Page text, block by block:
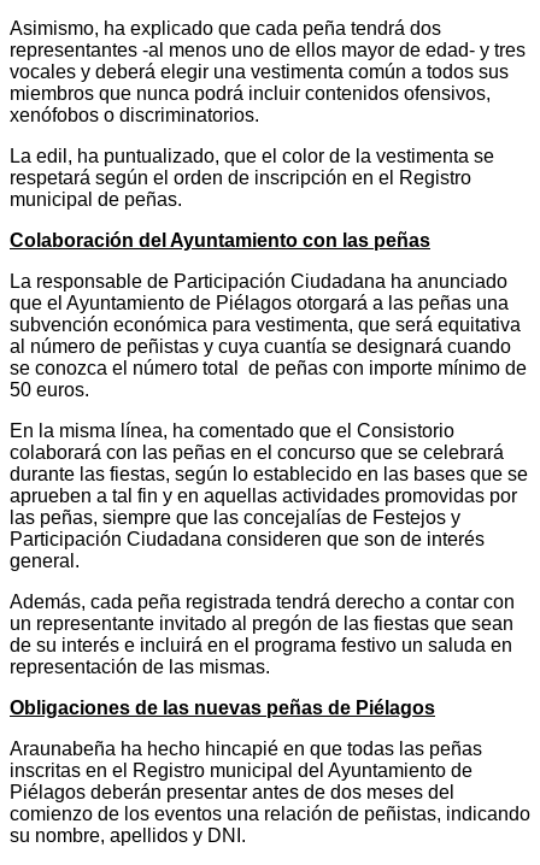
Asimismo, ha explicado que cada peña tendrá dos
representantes -al menos uno de ellos mayor de edad- y tres
vocales y deberá elegir una vestimenta común a todos sus
miembros que nunca podrá incluir contenidos ofensivos,
xenófobos o discriminatorios.
La edil, ha puntualizado, que el color de la vestimenta se
respetará según el orden de inscripción en el Registro
municipal de peñas.
Colaboración del Ayuntamiento con las peñas
La responsable de Participación Ciudadana ha anunciado
que el Ayuntamiento de Piélagos otorgará a las peñas una
subvención económica para vestimenta, que será equitativa
al número de peñistas y cuya cuantía se designará cuando
se conozca el número total de peñas con importe mínimo de
50 euros.
En la misma línea, ha comentado que el Consistorio
colaborará con las peñas en el concurso que se celebrará
durante las fiestas, según lo establecido en las bases que se
aprueben a tal fin y en aquellas actividades promovidas por
las peñas, siempre que las concejalías de Festejos y
Participación Ciudadana consideren que son de interés
general.
Además, cada peña registrada tendrá derecho a contar con
un representante invitado al pregón de las fiestas que sean
de su interés e incluirá en el programa festivo un saluda en
representación de las mismas.
Obligaciones de las nuevas peñas de Piélagos
Araunabeña ha hecho hincapié en que todas las peñas
inscritas en el Registro municipal del Ayuntamiento de
Piélagos deberán presentar antes de dos meses del
comienzo de los eventos una relación de peñistas, indicando
su nombre, apellidos y DNI.